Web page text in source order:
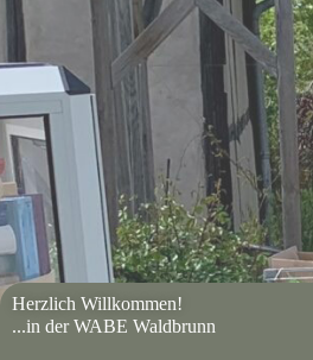
Herzlich Willkommen!
...in der WABE Waldbrunn